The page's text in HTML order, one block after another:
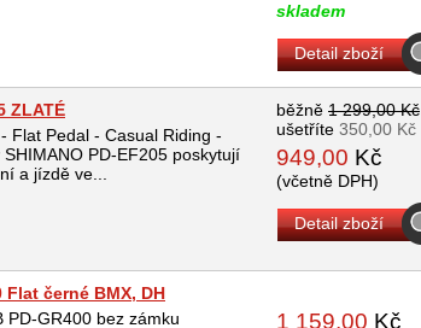
skladem
Detail zboží
ZLATÉ
Flat Pedal - Casual Riding -
PD-EF205 poskytují
a jízdě ve...
běžně 1 299,00 Kč
ušetříte 350,00 Kč
949,00 Kč
(včetně DPH)
Detail zboží
Flat černé BMX, DH
PD-GR400 bez zámku
1 159,00 Kč